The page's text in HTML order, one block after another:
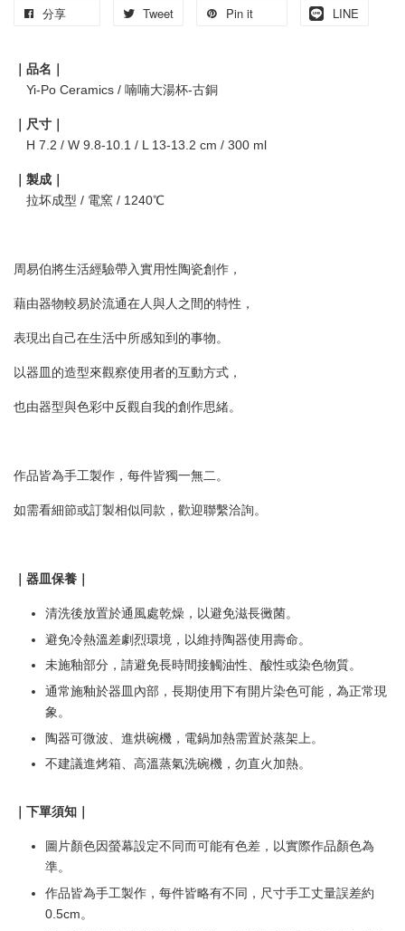
分享 Tweet Pin it LINE
｜品名｜
Yi-Po Ceramics / 喃喃大湯杯-古銅
｜尺寸｜
H 7.2 / W 9.8-10.1 / L 13-13.2 cm / 300 ml
｜製成｜
拉坏成型 / 電窯 / 1240℃
周易伯將生活經驗帶入實用性陶瓷創作，
藉由器物較易於流通在人與人之間的特性，
表現出自己在生活中所感知到的事物。
以器皿的造型來觀察使用者的互動方式，
也由器型與色彩中反觀自我的創作思緒。
作品皆為手工製作，每件皆獨一無二。
如需看細節或訂製相似同款，歡迎聯繫洽詢。
｜器皿保養｜
清洗後放置於通風處乾燥，以避免滋長黴菌。
避免冷熱溫差劇烈環境，以維持陶器使用壽命。
未施釉部分，請避免長時間接觸油性、酸性或染色物質。
通常施釉於器皿內部，長期使用下有開片染色可能，為正常現
象。
陶器可微波、進烘碗機，電鍋加熱需置於蒸架上。
不建議進烤箱、高溫蒸氣洗碗機，勿直火加熱。
｜下單須知｜
圖片顏色因螢幕設定不同而可能有色差，以實際作品顏色為
準。
作品皆為手工製作，每件皆略有不同，尺寸手工丈量誤差約
0.5cm。